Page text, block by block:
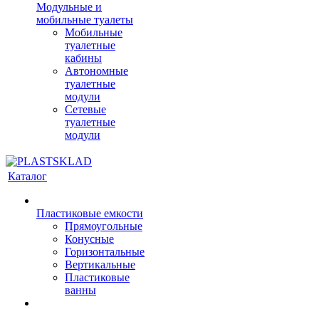
Модульные и
мобильные туалеты
Мобильные
туалетные
кабины
Автономные
туалетные
модули
Сетевые
туалетные
модули
Каталог
Пластиковые емкости
Прямоугольные
Конусные
Горизонтальные
Вертикальные
Пластиковые
ванны